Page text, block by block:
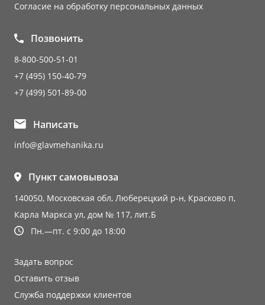
Согласие на обработку персональных данных
Позвонить
8-800-500-51-01
+7 (495) 150-40-79
+7 (499) 501-89-00
Написать
info@glavmehanika.ru
Пункт самовывоза
140050, Московская обл, Люберецкий р-н, Красково п,
Карла Маркса ул, дом № 117, лит.Б
Пн.—пт. с 9:00 до 18:00
Задать вопрос
Оставить отзыв
Служба поддержки клиентов